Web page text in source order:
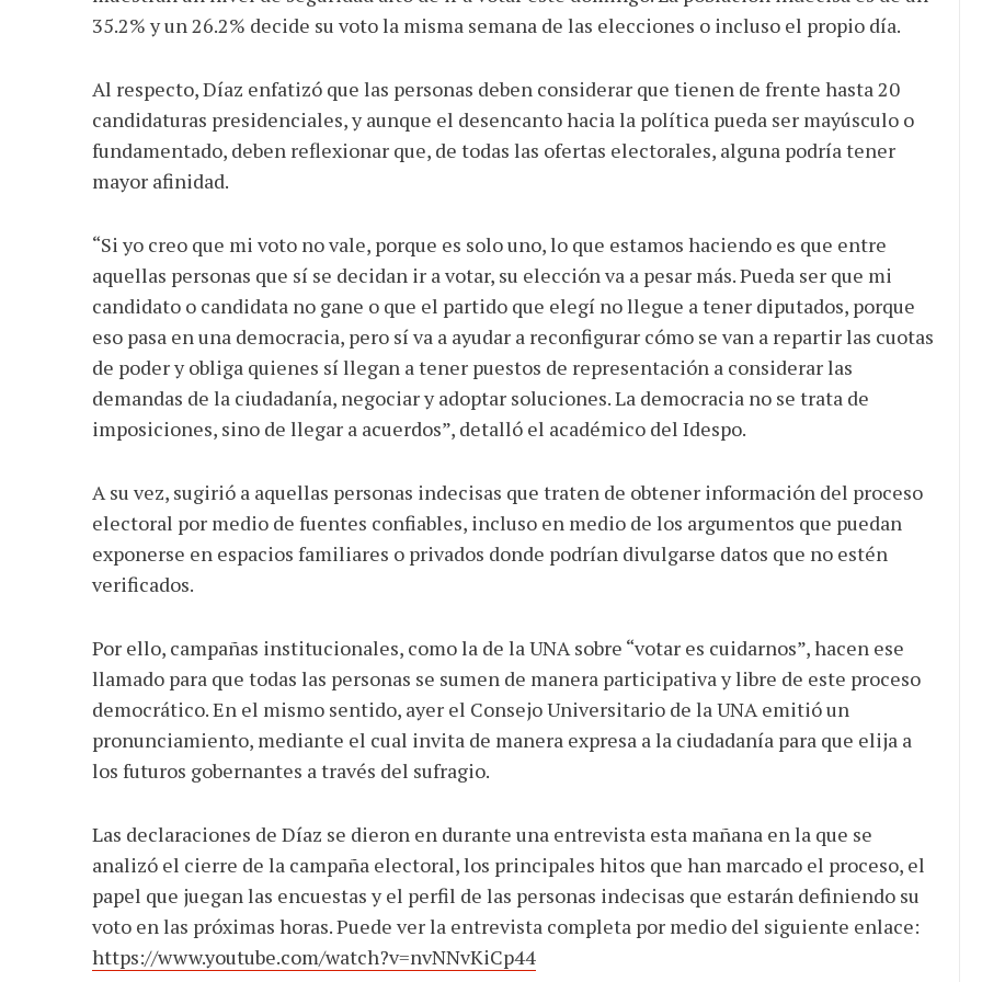
35.2% y un 26.2% decide su voto la misma semana de las elecciones o incluso el propio día.
Al respecto, Díaz enfatizó que las personas deben considerar que tienen de frente hasta 20
candidaturas presidenciales, y aunque el desencanto hacia la política pueda ser mayúsculo o
fundamentado, deben reflexionar que, de todas las ofertas electorales, alguna podría tener
mayor afinidad.
“Si yo creo que mi voto no vale, porque es solo uno, lo que estamos haciendo es que entre
aquellas personas que sí se decidan ir a votar, su elección va a pesar más. Pueda ser que mi
candidato o candidata no gane o que el partido que elegí no llegue a tener diputados, porque
eso pasa en una democracia, pero sí va a ayudar a reconfigurar cómo se van a repartir las cuotas
de poder y obliga quienes sí llegan a tener puestos de representación a considerar las
demandas de la ciudadanía, negociar y adoptar soluciones. La democracia no se trata de
imposiciones, sino de llegar a acuerdos”, detalló el académico del Idespo.
A su vez, sugirió a aquellas personas indecisas que traten de obtener información del proceso
electoral por medio de fuentes confiables, incluso en medio de los argumentos que puedan
exponerse en espacios familiares o privados donde podrían divulgarse datos que no estén
verificados.
Por ello, campañas institucionales, como la de la UNA sobre “votar es cuidarnos”, hacen ese
llamado para que todas las personas se sumen de manera participativa y libre de este proceso
democrático. En el mismo sentido, ayer el Consejo Universitario de la UNA emitió un
pronunciamiento, mediante el cual invita de manera expresa a la ciudadanía para que elija a
los futuros gobernantes a través del sufragio.
Las declaraciones de Díaz se dieron en durante una entrevista esta mañana en la que se
analizó el cierre de la campaña electoral, los principales hitos que han marcado el proceso, el
papel que juegan las encuestas y el perfil de las personas indecisas que estarán definiendo su
voto en las próximas horas. Puede ver la entrevista completa por medio del siguiente enlace:
https://www.youtube.com/watch?v=nvNNvKiCp44